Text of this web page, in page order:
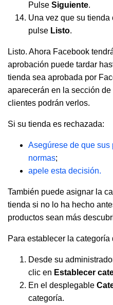
Pulse Siguiente.
Una vez que su
pulse Listo.
Listo. Ahora Facebook
aprobación puede tardar
tienda sea aprobada por
aparecerán en la sección
clientes podrán verlos.
Si su tienda es rechazada:
Asegúrese de que
normas;
apele esta decisión.
También puede asignar la
tienda si no lo ha hecho
productos sean más
Para establecer la categoría
Desde su
clic en Establecer
En el desplegable
categoría.